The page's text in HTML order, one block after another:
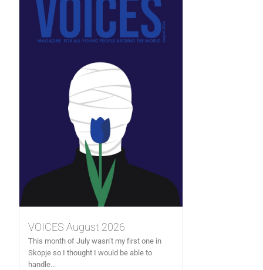
VOICES August 2026
This month of July wasn’t my first one in
Skopje so I thought I would be able to
handle...